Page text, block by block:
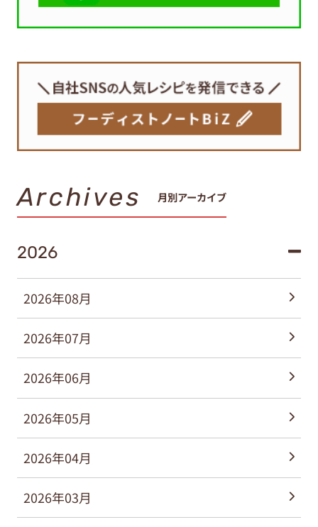
Archives 月別アーカイブ
2026
2026年08月
2026年07月
2026年06月
2026年05月
2026年04月
2026年03月